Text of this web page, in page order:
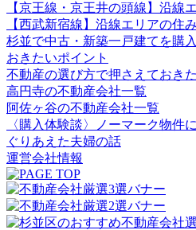
【京王線・京王井の頭線】沿線
【西武新宿線】沿線エリアの住
杉並で中古・新築一戸建てを購
おきたいポイント
不動産の選び方で押さえておき
高円寺の不動産会社一覧
阿佐ヶ谷の不動産会社一覧
〈購入体験談〉ノーマーク物件
ぐりあえた夫婦の話
運営会社情報